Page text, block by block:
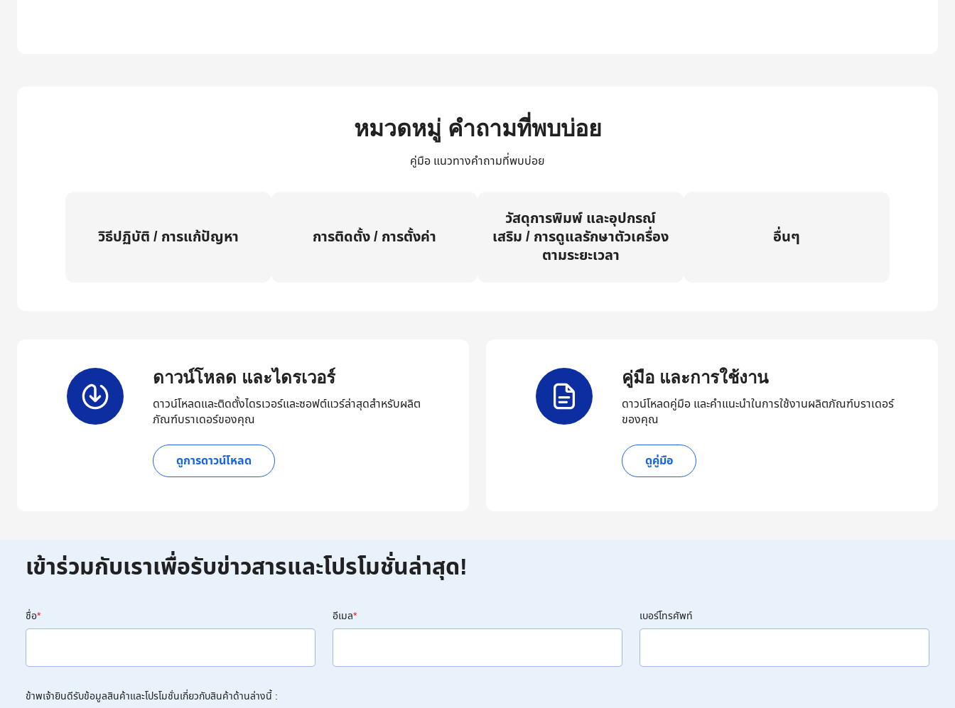
หมวดหมู่ คำถามที่พบบ่อย
คู่มือ แนวทางคำถามที่พบบ่อย
วิธีปฏิบัติ / การแก้ปัญหา การติดตั้ง / การตั้งค่า
วัสดุการพิมพ์ และอุปกรณ์
เสริม / การดูแลรักษาตัวเครื่อง
ตามระยะเวลา
อื่นๆ
ดาวน์โหลด และไดรเวอร์
ดาวน์โหลดและติดตั้งไดรเวอร์และซอฟต์แวร์ล่าสุดสำหรับผลิต
ภัณฑ์บราเดอร์ของคุณ
ดูการดาวน์โหลด
คู่มือ และการใช้งาน
ดาวน์โหลดคู่มือ และคำแนะนำในการใช้งานผลิตภัณฑ์บราเดอร์
ของคุณ
ดูคู่มือ
เข้าร่วมกับเราเพื่อรับข่าวสารและโปรโมชั่นล่าสุด!
ชื่อ* อีเมล* เบอร์โทรศัพท์
ข้าพเจ้ายินดีรับข้อมูลสินค้าและโปรโมชั่นเกี่ยวกับสินค้าด้านล่างนี้ :